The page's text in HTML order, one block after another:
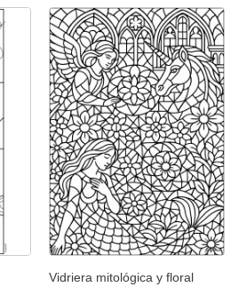
Vidriera mitológica y floral